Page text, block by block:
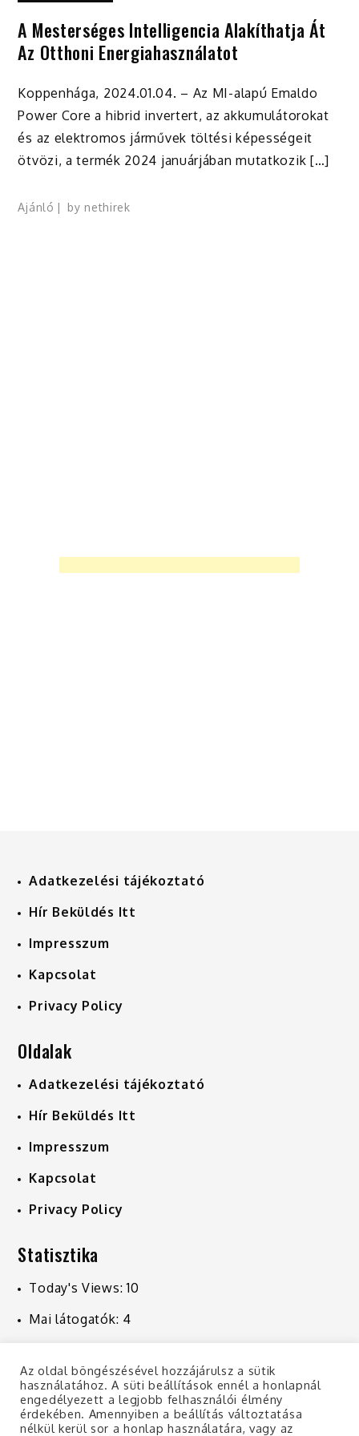
A Mesterséges Intelligencia Alakíthatja Át
Az Otthoni Energiahasználatot
Koppenhága, 2024.01.04. – Az MI-alapú Emaldo
Power Core a hibrid invertert, az akkumulátorokat
és az elektromos járművek töltési képességeit
ötvözi, a termék 2024 januárjában mutatkozik […]
Ajánló by nethirek
Adatkezelési tájékoztató
Hír Beküldés Itt
Impresszum
Kapcsolat
Privacy Policy
Oldalak
Adatkezelési tájékoztató
Hír Beküldés Itt
Impresszum
Kapcsolat
Privacy Policy
Statisztika
Today's Views:10
Mai látogatók: 4
Last 30 Days Views:1 021
Last 365 Days Views:10 903
Az oldal böngészésével hozzájárulsz a sütik
használatához. A süti beállítások ennél a honlapnál
engedélyezett a legjobb felhasználói élmény
érdekében. Amennyiben a beállítás változtatása
nélkül kerül sor a honlap használatára, vagy az